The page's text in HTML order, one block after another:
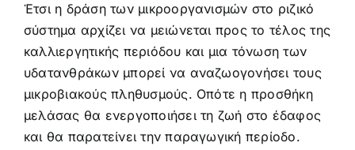
Έτσι η δράση των μικροοργανισμών στο ριζικό
σύστημα αρχίζει να μειώνεται προς το τέλος της
καλλιεργητικής περιόδου και μια τόνωση των
υδατανθράκων μπορεί να αναζωογονήσει τους
μικροβιακούς πληθυσμούς. Οπότε η προσθήκη
μελάσας θα ενεργοποιήσει τη ζωή στο έδαφος
και θα παρατείνει την παραγωγική περίοδο.